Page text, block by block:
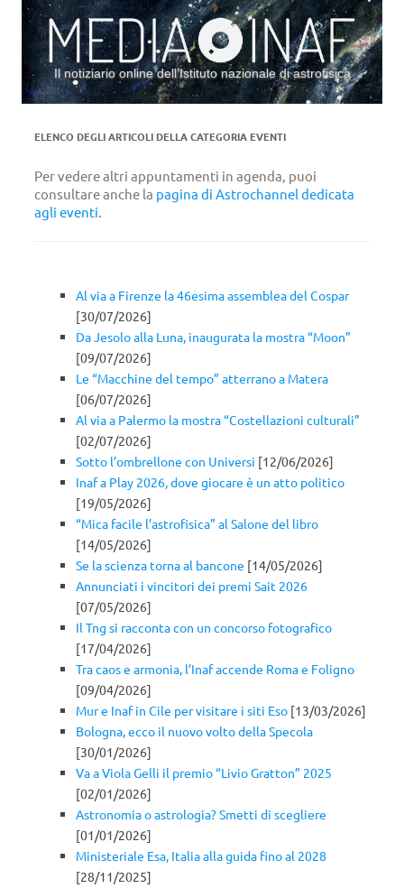
Il notiziario online dell’Istituto nazionale di astrofisica
ELENCO DEGLI ARTICOLI DELLA CATEGORIA EVENTI
Per vedere altri appuntamenti in agenda, puoi
consultare anche la pagina di Astrochannel dedicata
agli eventi.
Al via a Firenze la 46esima assemblea del Cospar
[30/07/2026]
Da Jesolo alla Luna, inaugurata la mostra “Moon”
[09/07/2026]
Le “Macchine del tempo” atterrano a Matera
[06/07/2026]
Al via a Palermo la mostra “Costellazioni culturali”
[02/07/2026]
Sotto l’ombrellone con Universi [12/06/2026]
Inaf a Play 2026, dove giocare è un atto politico
[19/05/2026]
“Mica facile l’astrofisica” al Salone del libro
[14/05/2026]
Se la scienza torna al bancone [14/05/2026]
Annunciati i vincitori dei premi Sait 2026
[07/05/2026]
Il Tng si racconta con un concorso fotografico
[17/04/2026]
Tra caos e armonia, l’Inaf accende Roma e Foligno
[09/04/2026]
Mur e Inaf in Cile per visitare i siti Eso [13/03/2026]
Bologna, ecco il nuovo volto della Specola
[30/01/2026]
Va a Viola Gelli il premio “Livio Gratton” 2025
[02/01/2026]
Astronomia o astrologia? Smetti di scegliere
[01/01/2026]
Ministeriale Esa, Italia alla guida fino al 2028
[28/11/2025]